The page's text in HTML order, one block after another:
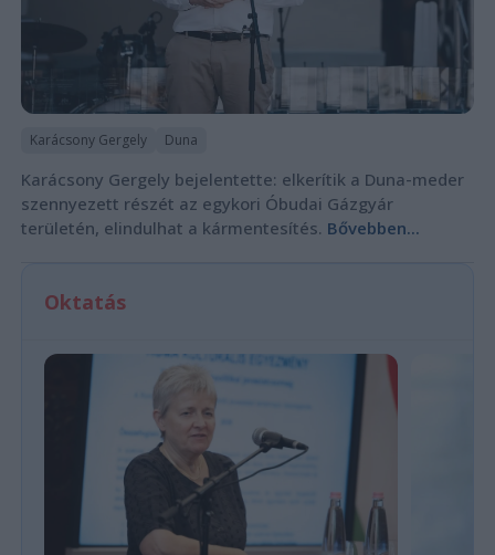
Karácsony Gergely Duna
Karácsony Gergely bejelentette: elkerítik a Duna-meder
szennyezett részét az egykori Óbudai Gázgyár
területén, elindulhat a kármentesítés. Bővebben...
Oktatás